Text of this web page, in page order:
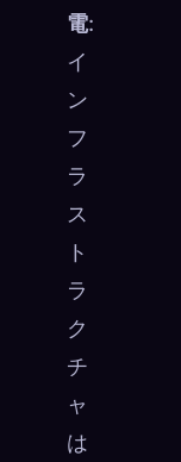
電:
イ
ン
フ
ラ
ス
ト
ラ
ク
チ
ャ
は